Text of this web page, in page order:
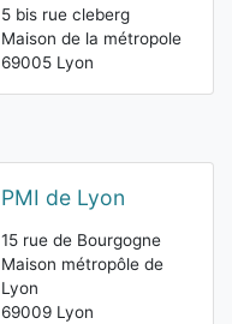
5 bis rue cleberg
Maison de la métropole
69005 Lyon
PMI de Lyon
15 rue de Bourgogne
Maison métropôle de
Lyon
69009 Lyon